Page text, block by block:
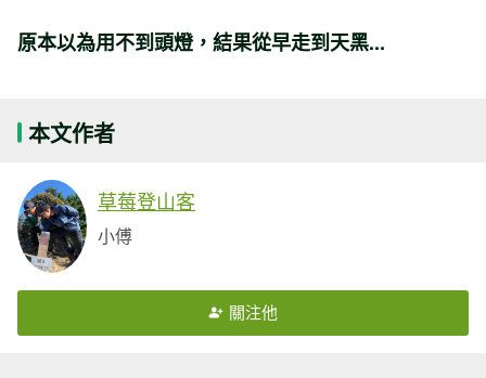
原本以為用不到頭燈，結果從早走到天黑...
本文作者
草莓登山客
小傅
關注他